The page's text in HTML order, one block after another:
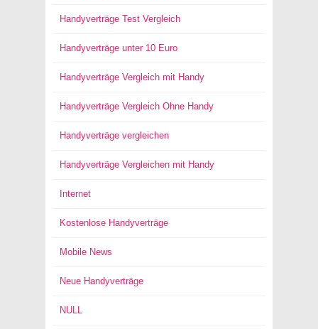
Handyverträge Test Vergleich
Handyverträge unter 10 Euro
Handyverträge Vergleich mit Handy
Handyverträge Vergleich Ohne Handy
Handyverträge vergleichen
Handyverträge Vergleichen mit Handy
Internet
Kostenlose Handyverträge
Mobile News
Neue Handyverträge
NULL